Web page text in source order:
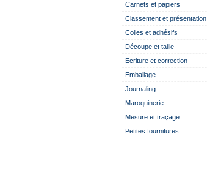
Carnets et papiers
Classement et présentation
Colles et adhésifs
Découpe et taille
Ecriture et correction
Emballage
Journaling
Maroquinerie
Mesure et traçage
Petites fournitures